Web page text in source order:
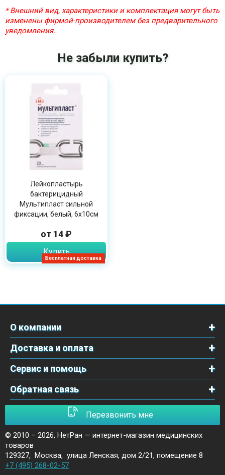
* Внешний вид, характеристики и комплектация могут быть
изменены фирмой-производителем без предварительного
уведомления.
Не забыли купить?
Бесплатная доставка
Лейкопластырь
бактерицидный
Мультипласт сильной
фиксации, белый, 6х10см
от 14 ₽
Купить
О компании
Доставка и оплата
Сервис и помощь
Обратная связь
Перезвонить мне
© 2010 – 2026, НетРан — интернет-магазин медицинских
товаров
129327, Москва, улица Ленская, дом 2/21, помещение 8
+7 (495) 268-02-57